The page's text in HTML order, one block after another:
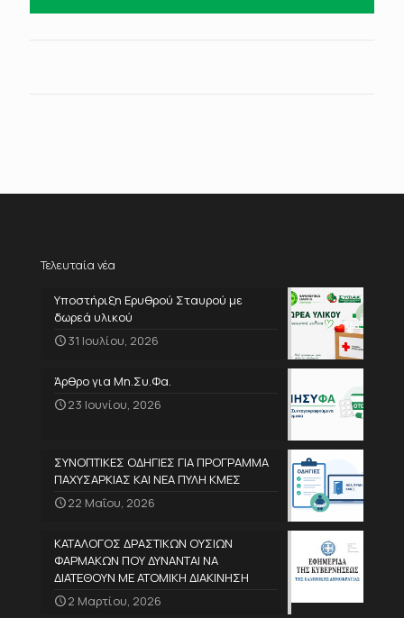
Τελευταία νέα
Υποστήριξη Ερυθρού Σταυρού με
δωρεά υλικού
31 Ιουλίου, 2026
Άρθρο για Μη.Συ.Φα.
23 Ιουνίου, 2026
ΣΥΝΟΠΤΙΚΕΣ ΟΔΗΓΙΕΣ ΓΙΑ ΠΡΟΓΡΑΜΜΑ
ΠΑΧΥΣΑΡΚΙΑΣ ΚΑΙ ΝΕΑ ΠΥΛΗ ΚΜΕΣ
22 Μαΐου, 2026
ΚΑΤΑΛΟΓΟΣ ΔΡΑΣΤΙΚΩΝ ΟΥΣΙΩΝ
ΦΑΡΜΑΚΩΝ ΠΟΥ ΔΥΝΑΝΤΑΙ ΝΑ
ΔΙΑΤΕΘΟΥΝ ΜΕ ΑΤΟΜΙΚΗ ΔΙΑΚΙΝΗΣΗ
2 Μαρτίου, 2026